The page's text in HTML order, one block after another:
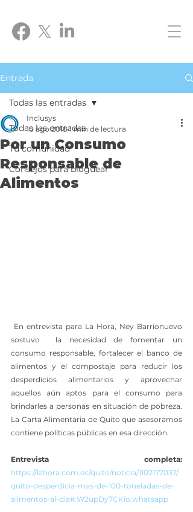
Entrada
Todas las entradas
Tu comunidad
Consejos para bloguear
Todas las entradas
Por un Consumo
Responsable de
Alimentos
Inclusys
10 ago 2018 1 min de lectura
sostuvo  la necesidad de fomentar un
consumo responsable, fortalecer el banco de
alimentos y el compostaje para reducir los
desperdicios alimentarios y aprovechar
aquellos aún aptos para el consumo para
brindarles a personas en situación de pobreza.
La Carta Alimentaria de Quito que asesoramos
contiene políticas públicas en esa dirección.
Entrevista completa:
https://lahora.com.ec/quito/noticia/1102177037/
quito-desperdicia-mas-de-100-toneladas-de-
alimentos-al-dia#.W2upDy7CKio.whatsapp